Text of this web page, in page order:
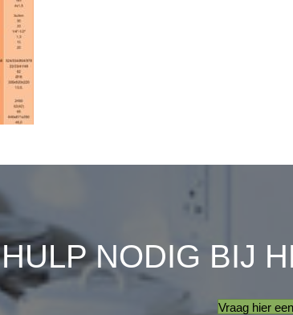
HULP NODIG BIJ
Vraag hier